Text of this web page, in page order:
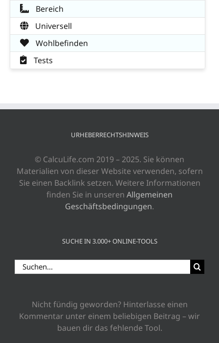
Bereich
Universell
Wohlbefinden
Tests
URHEBERRECHTSHINWEIS
© CalcuLife.com 2019 – 2025. Sie können
Materialien von dieser Website verwenden, sofern
Sie einen Backlink setzen. Weitere Informationen
finden Sie in unseren Allgemeinen
Geschäftsbedingungen.
SUCHE IN 3.000+ ONLINE-TOOLS
Suche
nach:
Nicht fündig geworden? Hinterlasse einen
Kommentar unter einem beliebigen Beitrag – wir
bauen dir das fehlende Tool.